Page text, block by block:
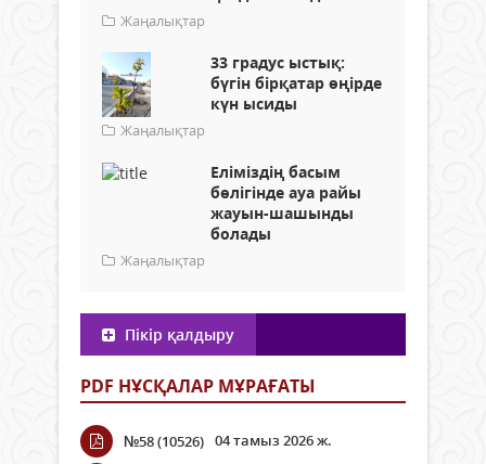
Жаңалықтар
33 градус ыстық:
бүгін бірқатар өңірде
күн ысиды
Жаңалықтар
Еліміздің басым
бөлігінде ауа райы
жауын-шашынды
болады
Жаңалықтар
Пікір қалдыру
PDF НҰСҚАЛАР МҰРАҒАТЫ
№58 (10526) 04 тамыз 2026 ж.